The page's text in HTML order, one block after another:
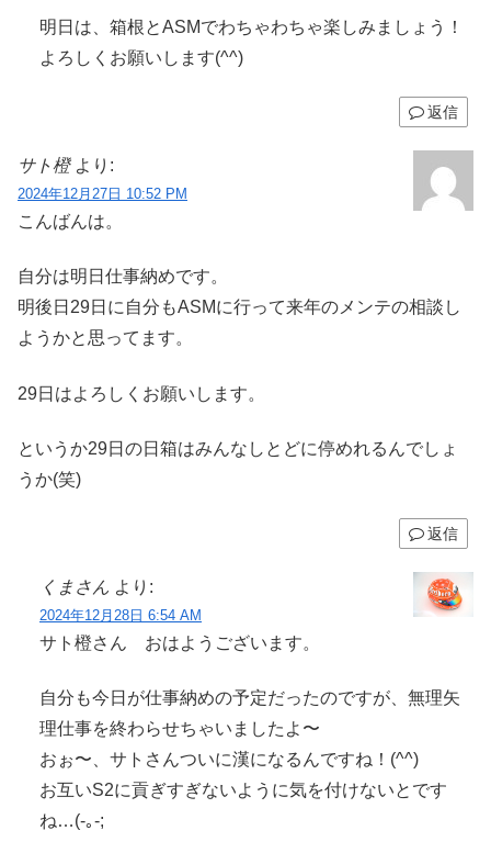
明日は、箱根とASMでわちゃわちゃ楽しみましょう！
よろしくお願いします(^^)
返信
サト橙 より:
2024年12月27日 10:52 PM
こんばんは。
自分は明日仕事納めです。
明後日29日に自分もASMに行って来年のメンテの相談し
ようかと思ってます。
29日はよろしくお願いします。
というか29日の日箱はみんなしとどに停めれるんでしょ
うか(笑)
返信
くまさん より:
2024年12月28日 6:54 AM
サト橙さん おはようございます。
自分も今日が仕事納めの予定だったのですが、無理矢
理仕事を終わらせちゃいましたよ〜
おぉ〜、サトさんついに漢になるんですね！(^^)
お互いS2に貢ぎすぎないように気を付けないとです
ね…(-｡-;